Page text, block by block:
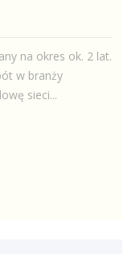
na okres ok. 2 lat.
w branży
sieci...